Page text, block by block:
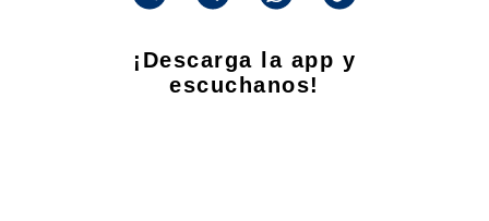
¡Descarga la app y
escuchanos!